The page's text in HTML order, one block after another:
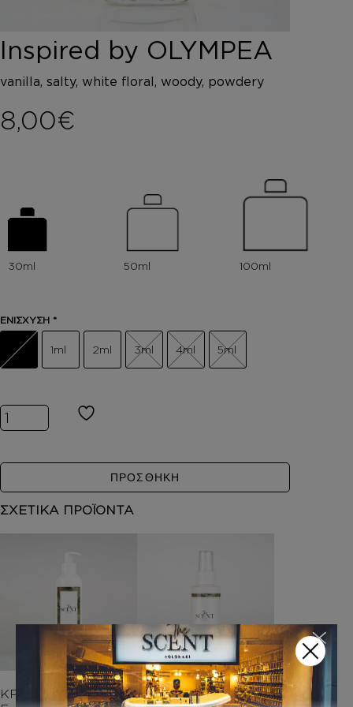
HOROMIA
SPECIAL OFFERS
ΚΑΛΑΘΙ
Inspired by OLYMPEA
vanilla, salty, white floral, woody, powdery
8,00€
ΕΝΙΣΧΥΣΗ *
1ml 2ml 3ml 4ml 5ml
Inspired by OLYMPEA ποσότητα
ΠΡΟΣΘΗΚΗ
ΣΧΕΤΙΚΑ ΠΡΟΪΟΝΤΑ
ΚΡΕΜΑ ΣΩΜΑΤΟΣ ΜBODY MIST